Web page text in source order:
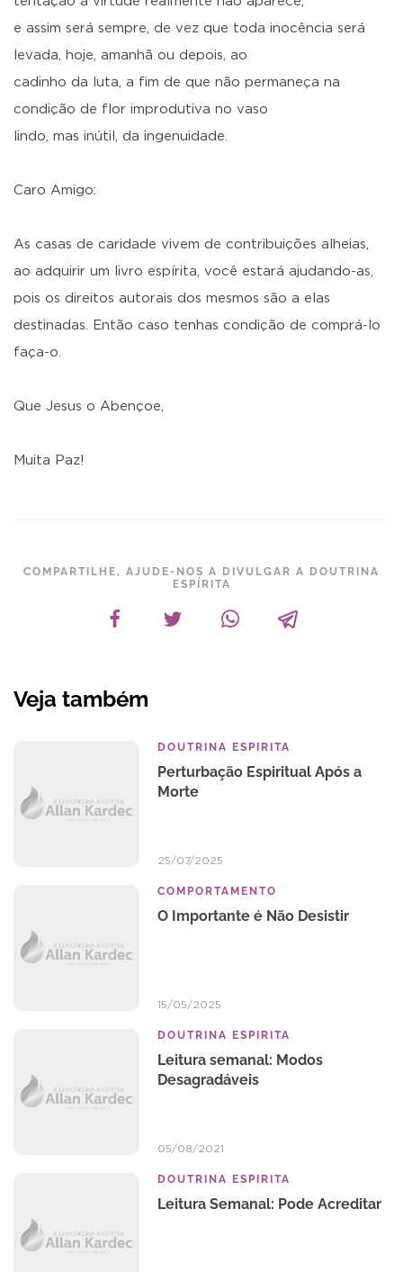
e assim será sempre, de vez que toda inocência será
levada, hoje, amanhã ou depois, ao
cadinho da luta, a fim de que não permaneça na
condição de flor improdutiva no vaso
lindo, mas inútil, da ingenuidade.
Caro Amigo:
As casas de caridade vivem de contribuições alheias,
ao adquirir um livro espírita, você estará ajudando-as,
pois os direitos autorais dos mesmos são a elas
destinadas. Então caso tenhas condição de comprá-lo
faça-o.
Que Jesus o Abençoe,
Muita Paz!
COMPARTILHE, AJUDE-NOS A DIVULGAR A DOUTRINA
ESPÍRITA
Veja também
DOUTRINA ESPIRITA
Perturbação Espiritual Após a
Morte
25/07/2025
COMPORTAMENTO
O Importante é Não Desistir
15/05/2025
DOUTRINA ESPIRITA
Leitura semanal: Modos
Desagradáveis
05/08/2021
DOUTRINA ESPIRITA
Leitura Semanal: Pode Acreditar